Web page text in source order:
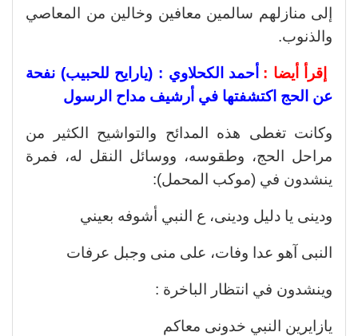
إلى منازلهم سالمين معافين وخالين من المعاصي
والذنوب.
إقرأ أيضا : أحمد الكحلاوي : (يارايح للحبيب) نفحة
عن الحج اكتشفتها في أرشيف مداح الرسول
وكانت تغطى هذه المدائح والتواشيح الكثير من
مراحل الحج، وطقوسه، ووسائل النقل له، فمرة
ينشدون في (موكب المحمل):
ودينى يا دليل ودينى، ع النبي أشوفه بعيني
النبى آهو عدا وفات، على منى وجبل عرفات
وينشدون في انتظار الباخرة :
يازايرين النبي خدونى معاكم